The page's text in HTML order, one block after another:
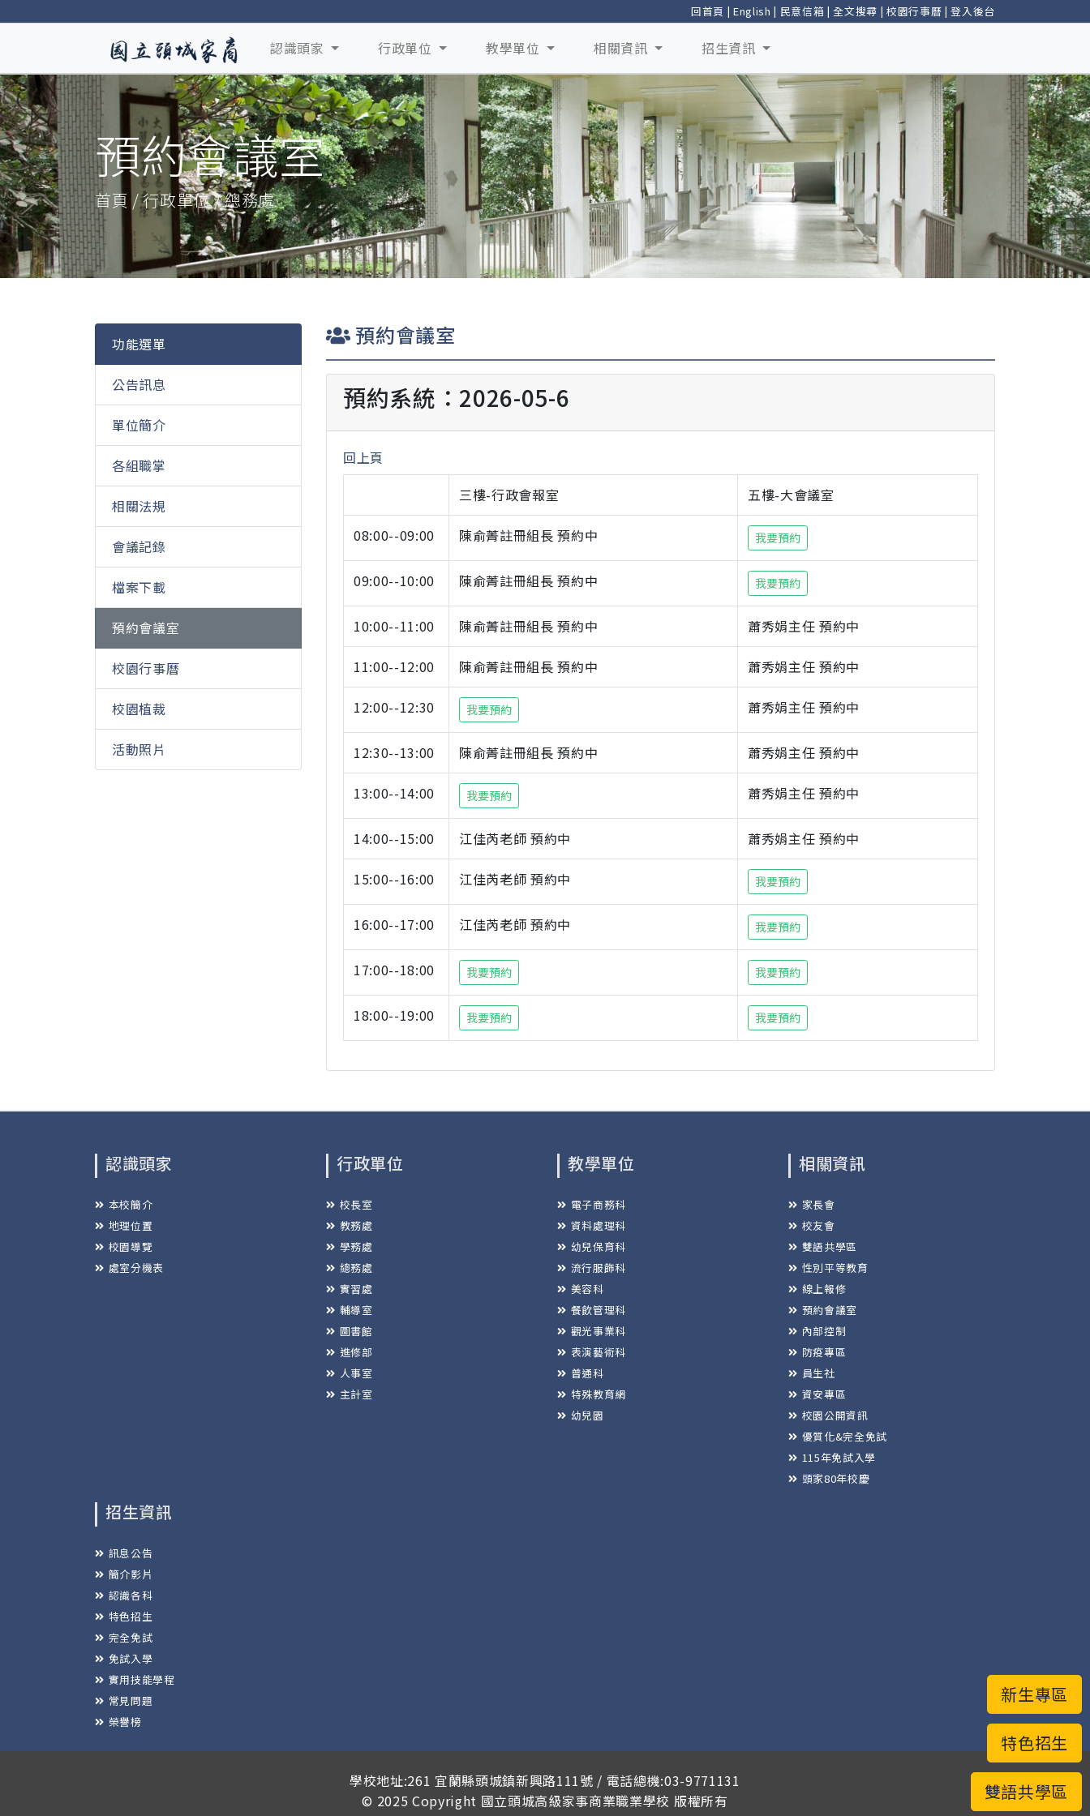
回首頁 | English | 民意信箱 |全文搜尋 | 校園行事曆 |登入後台
認識頭家 行政單位 教學單位 相關資訊 招生資訊
預約會議室
首頁 / 行政單位 / 總務處
功能選單
公告訊息
單位簡介
各組職掌
相關法規
會議記錄
檔案下載
預約會議室
校園行事曆
校園植裁
活動照片
預約會議室
預約系統：2026-05-6
回上頁
三樓-行政會報室
五樓-大會議室
08:00--09:00 陳俞菁註冊組長 預約中 我要預約
09:00--10:00 陳俞菁註冊組長 預約中 我要預約
10:00--11:00 陳俞菁註冊組長 預約中 蕭秀娟主任 預約中
11:00--12:00 陳俞菁註冊組長 預約中 蕭秀娟主任 預約中
12:00--12:30 我要預約 蕭秀娟主任 預約中
12:30--13:00 陳俞菁註冊組長 預約中 蕭秀娟主任 預約中
13:00--14:00 我要預約 蕭秀娟主任 預約中
14:00--15:00 江佳芮老師 預約中 蕭秀娟主任 預約中
15:00--16:00 江佳芮老師 預約中 我要預約
16:00--17:00 江佳芮老師 預約中 我要預約
17:00--18:00 我要預約 我要預約
18:00--19:00 我要預約 我要預約
雙語共學區
特色招生
新生專區
認識頭家
本校簡介
地理位置
校園導覽
處室分機表
行政單位
校長室
教務處
學務處
總務處
實習處
輔導室
圖書館
進修部
人事室
主計室
教學單位
電子商務科
資料處理科
幼兒保育科
流行服飾科
美容科
餐飲管理科
觀光事業科
表演藝術科
普通科
特殊教育網
幼兒園
相關資訊
家長會
校友會
雙語共學區
性別平等教育
線上報修
預約會議室
內部控制
防疫專區
員生社
資安專區
校園公開資訊
優質化&完全免試
115年免試入學
頭家80年校慶
招生資訊
訊息公告
簡介影片
認識各科
特色招生
完全免試
免試入學
實用技能學程
常見問題
榮譽榜
學校地址:261 宜蘭縣頭城鎮新興路111號 / 電話總機:03-9771131
© 2025 Copyright 國立頭城高級家事商業職業學校 版權所有